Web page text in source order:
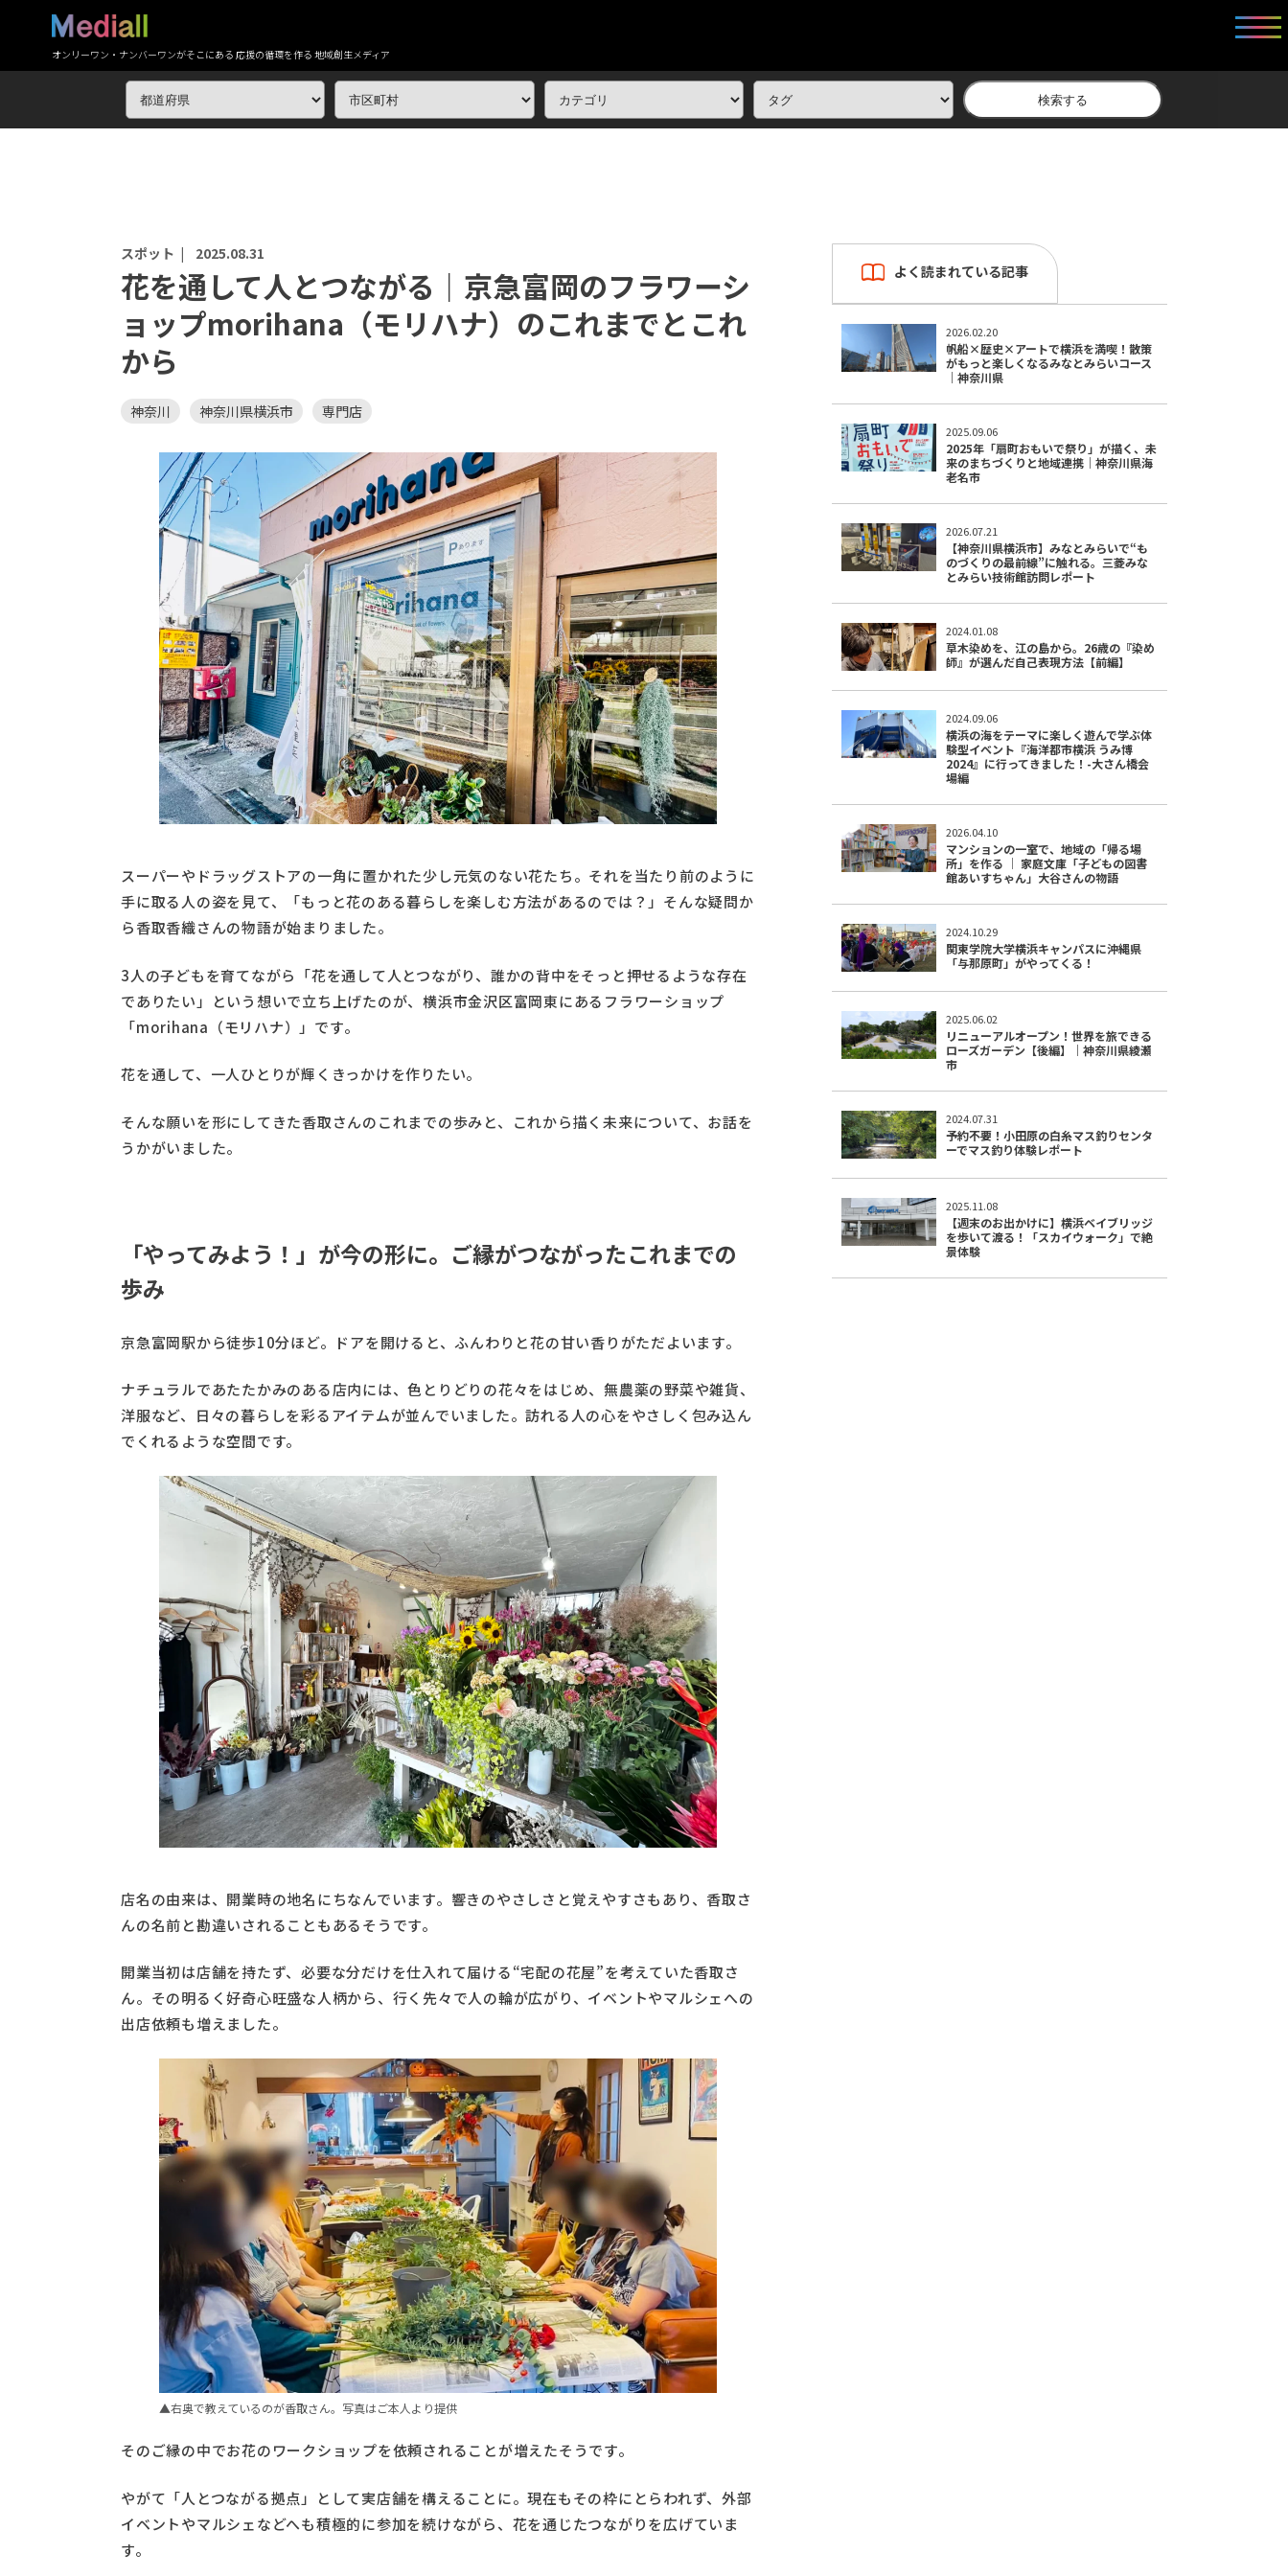
オンリーワン・ナンバーワンがそこにある 応援の循環を作る 地域創生メディア
検索する
スポット | 2025.08.31
花を通して人とつながる｜京急富岡のフラワーシ
ョップmorihana（モリハナ）のこれまでとこれ
から
神奈川 神奈川県横浜市 専門店
スーパーやドラッグストアの一角に置かれた少し元気のない花たち。それを当たり前のように
手に取る人の姿を見て、「もっと花のある暮らしを楽しむ方法があるのでは？」そんな疑問か
ら香取香織さんの物語が始まりました。
3人の子どもを育てながら「花を通して人とつながり、誰かの背中をそっと押せるような存在
でありたい」という想いで立ち上げたのが、横浜市金沢区富岡東にあるフラワーショップ
「morihana（モリハナ）」です。
花を通して、一人ひとりが輝くきっかけを作りたい。
そんな願いを形にしてきた香取さんのこれまでの歩みと、これから描く未来について、お話を
うかがいました。
「やってみよう！」が今の形に。ご縁がつながったこれまでの
歩み
京急富岡駅から徒歩10分ほど。ドアを開けると、ふんわりと花の甘い香りがただよいます。
ナチュラルであたたかみのある店内には、色とりどりの花々をはじめ、無農薬の野菜や雑貨、
洋服など、日々の暮らしを彩るアイテムが並んでいました。訪れる人の心をやさしく包み込ん
でくれるような空間です。
店名の由来は、開業時の地名にちなんでいます。響きのやさしさと覚えやすさもあり、香取さ
んの名前と勘違いされることもあるそうです。
開業当初は店舗を持たず、必要な分だけを仕入れて届ける“宅配の花屋”を考えていた香取さ
ん。その明るく好奇心旺盛な人柄から、行く先々で人の輪が広がり、イベントやマルシェへの
出店依頼も増えました。
▲右奥で教えているのが香取さん。写真はご本人より提供
そのご縁の中でお花のワークショップを依頼されることが増えたそうです。
やがて「人とつながる拠点」として実店舗を構えることに。現在もその枠にとらわれず、外部
イベントやマルシェなどへも積極的に参加を続けながら、花を通じたつながりを広げていま
す。
よく読まれている記事
2026.02.20
帆船×歴史×アートで横浜を満喫！散策
がもっと楽しくなるみなとみらいコース
｜神奈川県
2025.09.06
2025年「扇町おもいで祭り」が描く、未
来のまちづくりと地域連携｜神奈川県海
老名市
2026.07.21
【神奈川県横浜市】みなとみらいで“も
のづくりの最前線”に触れる。三菱みな
とみらい技術館訪問レポート
2024.01.08
草木染めを、江の島から。26歳の『染め
師』が選んだ自己表現方法【前編】
2024.09.06
横浜の海をテーマに楽しく遊んで学ぶ体
験型イベント『海洋都市横浜 うみ博
2024』に行ってきました！-大さん橋会
場編
2026.04.10
マンションの一室で、地域の「帰る場
所」を作る │ 家庭文庫「子どもの図書
館あいすちゃん」大谷さんの物語
2024.10.29
関東学院大学横浜キャンパスに沖縄県
「与那原町」がやってくる！
2025.06.02
リニューアルオープン！世界を旅できる
ローズガーデン【後編】｜神奈川県綾瀬
市
2024.07.31
予約不要！小田原の白糸マス釣りセンタ
ーでマス釣り体験レポート
2025.11.08
【週末のお出かけに】横浜ベイブリッジ
を歩いて渡る！「スカイウォーク」で絶
景体験